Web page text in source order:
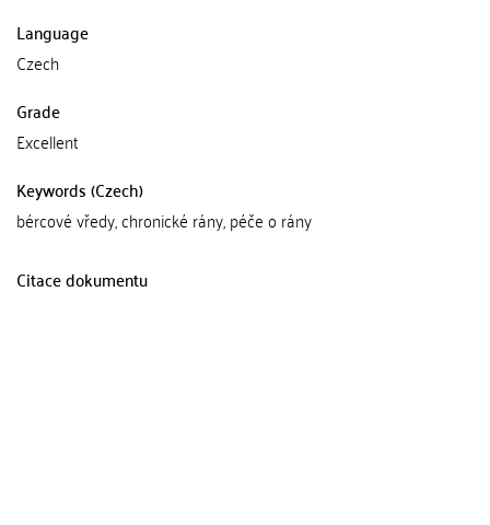
Language
Czech
Grade
Excellent
Keywords (Czech)
bércové vředy, chronické rány, péče o rány
Citace dokumentu